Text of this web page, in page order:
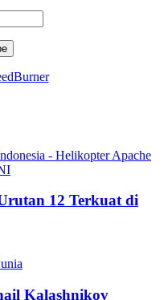
12 Terkuat di
Kalashnikov